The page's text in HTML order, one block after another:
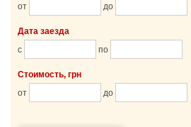
от
до
Дата заезда
с
по
Стоимость, грн
от
до